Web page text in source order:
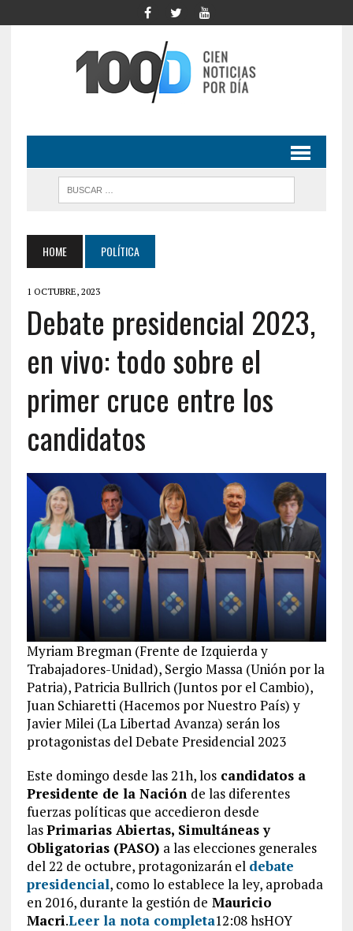
HOME POLÍTICA
1 OCTUBRE, 2023
Debate presidencial 2023,
en vivo: todo sobre el
primer cruce entre los
candidatos
Myriam Bregman (Frente de Izquierda y
Trabajadores-Unidad), Sergio Massa (Unión por la
Patria), Patricia Bullrich (Juntos por el Cambio),
Juan Schiaretti (Hacemos por Nuestro País) y
Javier Milei (La Libertad Avanza) serán los
protagonistas del Debate Presidencial 2023
Este domingo desde las 21h, loscandidatos a
Presidente de la Nación de las diferentes
fuerzas políticas que accedieron desde
lasPrimarias Abiertas, Simultáneas y
Obligatorias (PASO) a las elecciones generales
del 22 de octubre, protagonizarán el debate
presidencial, como lo establece la ley, aprobada
en 2016, durante la gestión de Mauricio
Macri.Leer la nota completa12:08 hsHOY